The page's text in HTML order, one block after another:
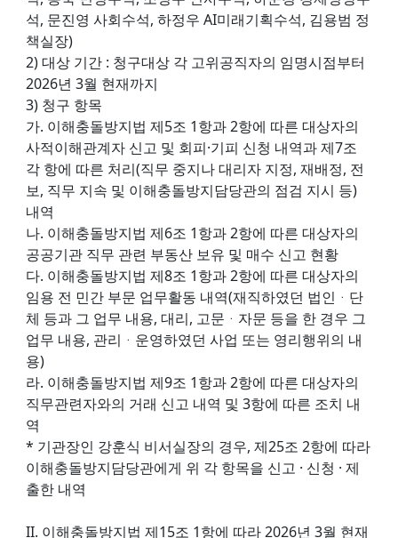
석, 문진영 사회수석, 하정우 AI미래기획수석, 김용범 정
책실장)
2) 대상 기간 : 청구대상 각 고위공직자의 임명시점부터
2026년 3월 현재까지
3) 청구 항목
가. 이해충돌방지법 제5조 1항과 2항에 따른 대상자의
사적이해관계자 신고 및 회피·기피 신청 내역과 제7조
각 항에 따른 처리(직무 중지나 대리자 지정, 재배정, 전
보, 직무 지속 및 이해충돌방지담당관의 점검 지시 등)
내역
나. 이해충돌방지법 제6조 1항과 2항에 따른 대상자의
공공기관 직무 관련 부동산 보유 및 매수 신고 현황
다. 이해충돌방지법 제8조 1항과 2항에 따른 대상자의
임용 전 민간 부문 업무활동 내역(재직하였던 법인ᆞ단
체 등과 그 업무 내용, 대리, 고문ᆞ자문 등을 한 경우 그
업무 내용, 관리ᆞ운영하였던 사업 또는 영리행위의 내
용)
라. 이해충돌방지법 제9조 1항과 2항에 따른 대상자의
직무관련자와의 거래 신고 내역 및 3항에 따른 조치 내
역
* 기관장인 강훈식 비서실장의 경우, 제25조 2항에 따라
이해충돌방지담당관에게 위 각 항목을 신고 · 신청 · 제
출한 내역
II. 이해충돌방지법 제15조 1항에 따라 2026년 3월 현재